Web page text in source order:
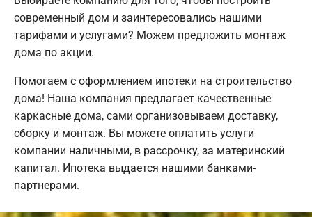
современный дом и заинтересовались нашими
тарифами и услугами? Можем предложить монтаж
дома по акции.
Помогаем с оформлением ипотеки на строительство
дома! Наша компания предлагает качественные
каркасные дома, сами организовываем доставку,
сборку и монтаж. Вы можете оплатить услуги
компании наличными, в рассрочку, за материнский
капитал. Ипотека выдается нашими банками-
партнерами.